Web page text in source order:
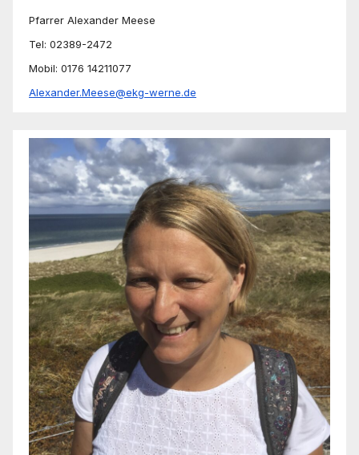
Pfarrer Alexander Meese
Tel: 02389-2472
Mobil: 0176 14211077
Alexander.Meese@ekg-werne.de